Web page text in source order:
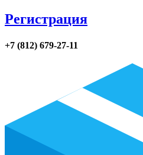
Регистрация
+7 (812) 679-27-11